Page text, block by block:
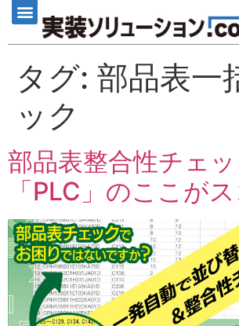
タグ: 部品表一
ック
部品表整合性チェ
「PLC」のここがス